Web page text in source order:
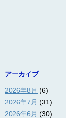
アーカイブ
2026年8月 (6)
2026年7月 (31)
2026年6月 (30)